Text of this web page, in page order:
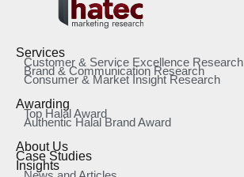
Services
Customer & Service Excellence Research
Brand & Communication Research
Consumer & Market Insight Research
Awarding
Top Halal Award
Authentic Halal Brand Award
About Us
Case Studies
Insights